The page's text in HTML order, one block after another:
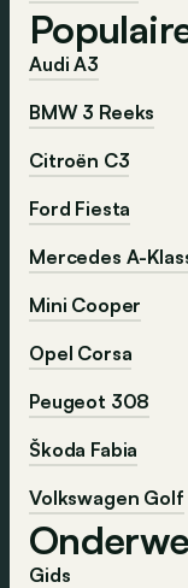
Audi A3
BMW 3 Reeks
Citroën C3
Ford Fiesta
Mercedes A-
Mini Cooper
Opel Corsa
Peugeot 308
Škoda Fabia
Volkswagen Golf
Gids